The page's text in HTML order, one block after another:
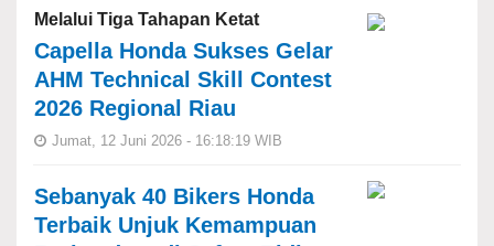
Melalui Tiga Tahapan Ketat
Capella Honda Sukses Gelar
AHM Technical Skill Contest
2026 Regional Riau
Jumat, 12 Juni 2026 - 16:18:19 WIB
Sebanyak 40 Bikers Honda
Terbaik Unjuk Kemampuan